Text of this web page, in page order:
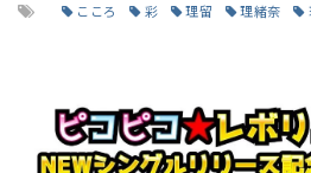
こころ 彩 理留 理緒奈